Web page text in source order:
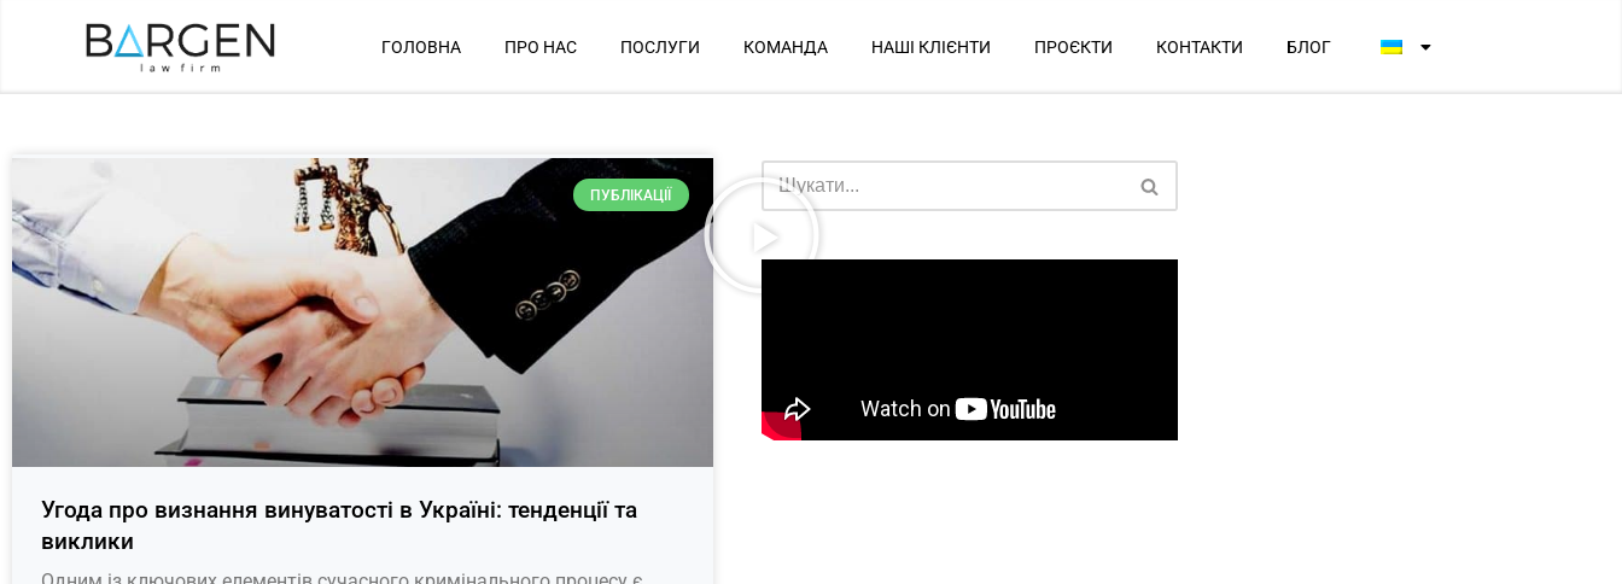
ГОЛОВНА ПРО НАС ПОСЛУГИ КОМАНДА НАШІ КЛІЄНТИ ПРОЄКТИ КОНТАКТИ БЛОГ
ПУБЛІКАЦІЇ
Угода про визнання винуватості в Україні: тенденції та
виклики